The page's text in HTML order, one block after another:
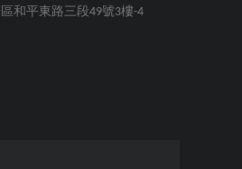
和平東路三段49號3樓-4